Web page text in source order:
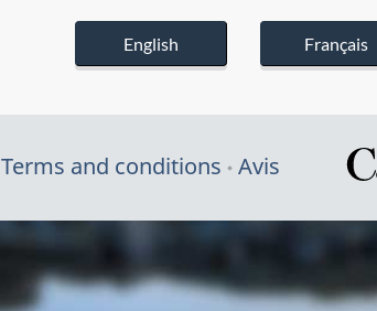
English Français
Terms and conditions Avis